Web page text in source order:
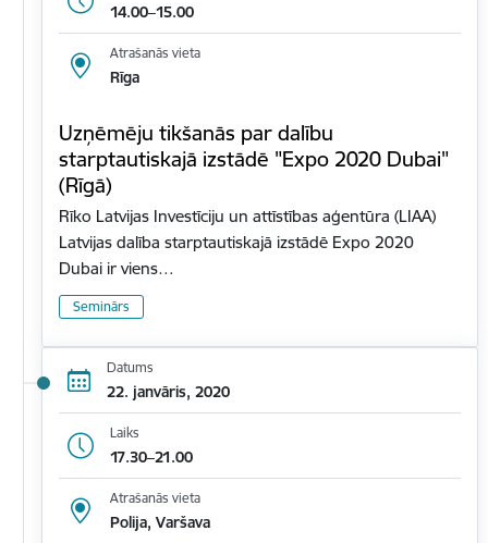
14.00–15.00
Atrašanās vieta
Rīga
Uzņēmēju tikšanās par dalību
starptautiskajā izstādē "Expo 2020 Dubai"
(Rīgā)
Rīko Latvijas Investīciju un attīstības aģentūra (LIAA)
Latvijas dalība starptautiskajā izstādē Expo 2020
Dubai ir viens…
Seminārs
Datums
22. janvāris, 2020
Laiks
17.30–21.00
Atrašanās vieta
Polija, Varšava